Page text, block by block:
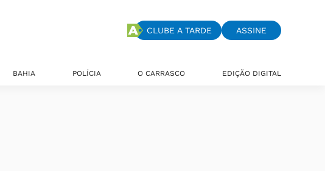
CLUBE A TARDE ASSINE
BAHIA POLÍCIA O CARRASCO EDIÇÃO DIGITAL